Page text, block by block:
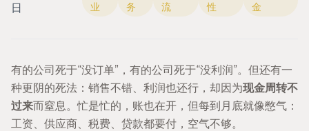
日
业
务
流
性
金
有的公司死于“没订单”，有的公司死于“没利润”。但还有一
种更阴的死法：销售不错、利润也还行，却因为现金周转不
过来而窒息。忙是忙的，账也在开，但每到月底就像憋气：
工资、供应商、税费、贷款都要付，空气不够。